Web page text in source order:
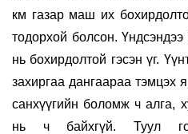
км газар маш их
тодорхой болсон.
нь бохирдолтой гэсэн үг.
захиргаа дангаараа тэмцэх
санхүүгийн боломж ч алга,
нь ч байхгүй. Туул